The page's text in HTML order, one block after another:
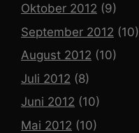
Oktober 2012 (9)
September 2012 (10)
August 2012 (10)
Juli 2012 (8)
Juni 2012 (10)
Mai 2012 (10)